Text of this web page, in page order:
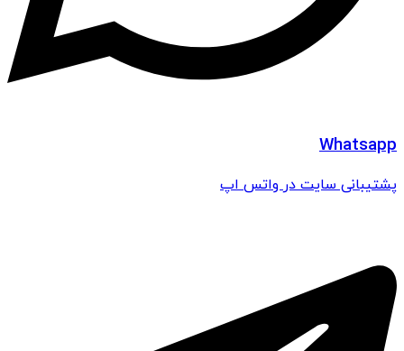
Whatsapp
پشتیبانی سایت در واتس اپ